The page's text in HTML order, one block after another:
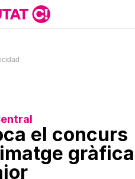
el concurs
gràfica